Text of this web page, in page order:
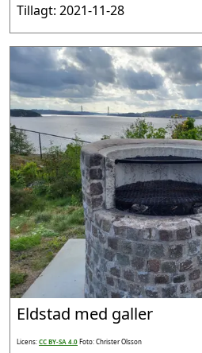
Tillagt: 2021-11-28
Eldstad med galler
Licens:CC BY-SA 4.0Foto: Christer Olsson